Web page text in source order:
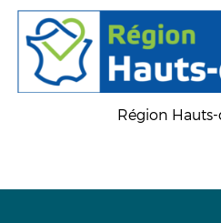
Région